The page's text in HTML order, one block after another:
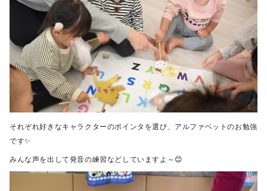
それぞれ好きなキャラクターのポインタを選び、アルファベットのお勉強
です✨
みんな声を出して発音の練習などしていますよ～😊